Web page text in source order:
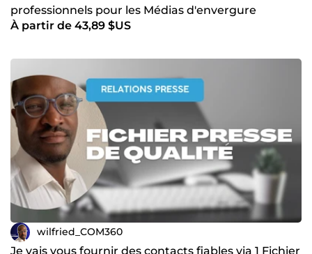
professionnels pour les Médias d'envergure
À partir de 43,89 $US
wilfried_COM360
Je vais vous fournir des contacts fiables via 1 Fichier